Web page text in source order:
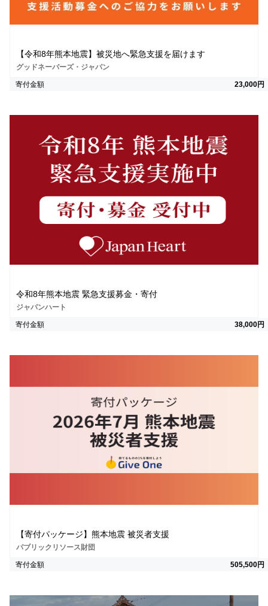
【令和8年熊本地震】被災地へ緊急支援を届けます
グッドネーバーズ・ジャパン
寄付金額 23,000円
令和8年熊本地震 緊急支援募金・寄付
ジャパンハート
寄付金額 38,000円
【寄付パッケージ】熊本地震 被災者支援
パブリックリソース財団
寄付金額 505,500円